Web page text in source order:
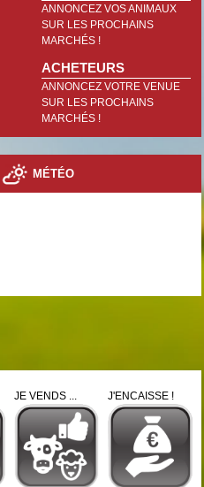
ANNONCEZ VOS ANIMAUX
SUR LES PROCHAINS
MARCHÉS !
ACHETEURS
ANNONCEZ VOTRE VENUE
SUR LES PROCHAINS
MARCHÉS !
MÉTÉO
JE VENDS ... J'ENCAISSE !